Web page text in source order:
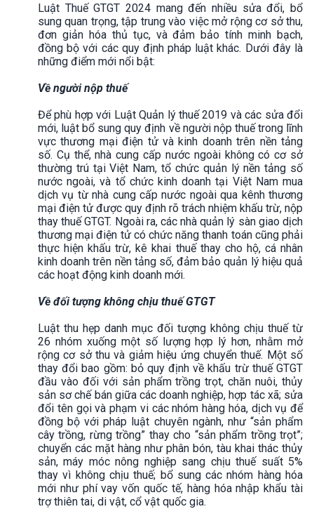
Luật Thuế GTGT 2024 mang đến nhiều sửa đổi, bổ
sung quan trọng, tập trung vào việc mở rộng cơ sở thu,
đơn giản hóa thủ tục, và đảm bảo tính minh bạch,
đồng bộ với các quy định pháp luật khác. Dưới đây là
những điểm mới nổi bật:
Về người nộp thuế
Để phù hợp với Luật Quản lý thuế 2019 và các sửa đổi
mới, luật bổ sung quy định về người nộp thuế trong lĩnh
vực thương mại điện tử và kinh doanh trên nền tảng
số. Cụ thể, nhà cung cấp nước ngoài không có cơ sở
thường trú tại Việt Nam, tổ chức quản lý nền tảng số
nước ngoài, và tổ chức kinh doanh tại Việt Nam mua
dịch vụ từ nhà cung cấp nước ngoài qua kênh thương
mại điện tử được quy định rõ trách nhiệm khấu trừ, nộp
thay thuế GTGT. Ngoài ra, các nhà quản lý sàn giao dịch
thương mại điện tử có chức năng thanh toán cũng phải
thực hiện khấu trừ, kê khai thuế thay cho hộ, cá nhân
kinh doanh trên nền tảng số, đảm bảo quản lý hiệu quả
các hoạt động kinh doanh mới.
Về đối tượng không chịu thuế GTGT
Luật thu hẹp danh mục đối tượng không chịu thuế từ
26 nhóm xuống một số lượng hợp lý hơn, nhằm mở
rộng cơ sở thu và giảm hiệu ứng chuyển thuế. Một số
thay đổi bao gồm: bỏ quy định về khấu trừ thuế GTGT
đầu vào đối với sản phẩm trồng trọt, chăn nuôi, thủy
sản sơ chế bán giữa các doanh nghiệp, hợp tác xã; sửa
đổi tên gọi và phạm vi các nhóm hàng hóa, dịch vụ để
đồng bộ với pháp luật chuyên ngành, như “sản phẩm
cây trồng, rừng trồng” thay cho “sản phẩm trồng trọt”;
chuyển các mặt hàng như phân bón, tàu khai thác thủy
sản, máy móc nông nghiệp sang chịu thuế suất 5%
thay vì không chịu thuế; bổ sung các nhóm hàng hóa
mới như phí vay vốn quốc tế, hàng hóa nhập khẩu tài
trợ thiên tai, di vật, cổ vật quốc gia.